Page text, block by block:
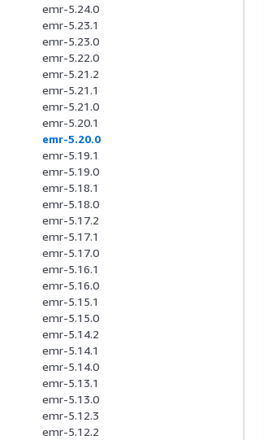
emr-5.24.0
emr-5.23.1
emr-5.23.0
emr-5.22.0
emr-5.21.2
emr-5.21.1
emr-5.21.0
emr-5.20.1
emr-5.20.0
emr-5.19.1
emr-5.19.0
emr-5.18.1
emr-5.18.0
emr-5.17.2
emr-5.17.1
emr-5.17.0
emr-5.16.1
emr-5.16.0
emr-5.15.1
emr-5.15.0
emr-5.14.2
emr-5.14.1
emr-5.14.0
emr-5.13.1
emr-5.13.0
emr-5.12.3
emr-5.12.2